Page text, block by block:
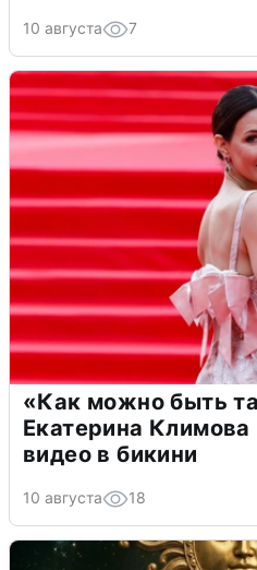
10 августа 7
«Как можно быть
Екатерина Климова
видео в бикини
10 августа 18